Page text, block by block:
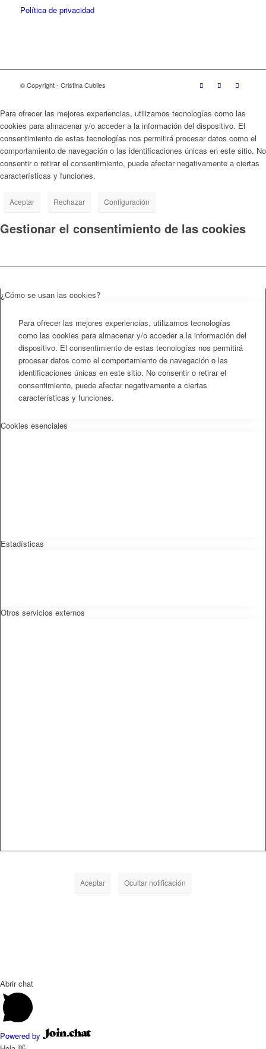
Política de privacidad
© Copyright - Cristina Cubiles
Para ofrecer las mejores experiencias, utilizamos tecnologías como las
cookies para almacenar y/o acceder a la información del dispositivo. El
consentimiento de estas tecnologías nos permitirá procesar datos como el
comportamiento de navegación o las identificaciones únicas en este sitio. No
consentir o retirar el consentimiento, puede afectar negativamente a ciertas
características y funciones.
Aceptar Rechazar Configuración
Gestionar el consentimiento de las cookies
¿Cómo se usan las cookies?
Para ofrecer las mejores experiencias, utilizamos tecnologías
como las cookies para almacenar y/o acceder a la información del
dispositivo. El consentimiento de estas tecnologías nos permitirá
procesar datos como el comportamiento de navegación o las
identificaciones únicas en este sitio. No consentir o retirar el
consentimiento, puede afectar negativamente a ciertas
características y funciones.
Cookies esenciales
Estadísticas
Otros servicios externos
Aceptar Ocultar notificación
Abrir chat
Powered by